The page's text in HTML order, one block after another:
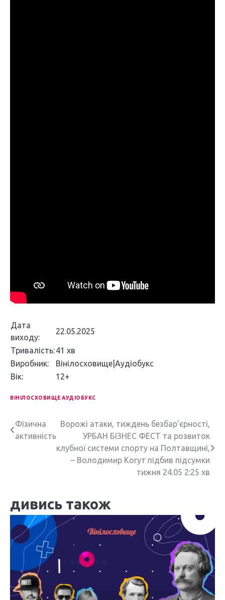
Дата
виходу:
22.05.2025
Тривалість:41 хв
Виробник:
Вінілосховище|Аудіобукс
Вік:
12+
ВІНІЛОСХОВИЩЕ АУДІОБУКС
Н
г
а
ц
я
з
Фізична
активність
Ворожі атаки, тиждень безбар’єрності,
УРБАН БІЗНЕС ФЕСТ та розвиток
клубної системи спорту на Полтавщині,
– Володимир Когут підбив підсумки
тижня 24.05 2:25 хв
дивись також